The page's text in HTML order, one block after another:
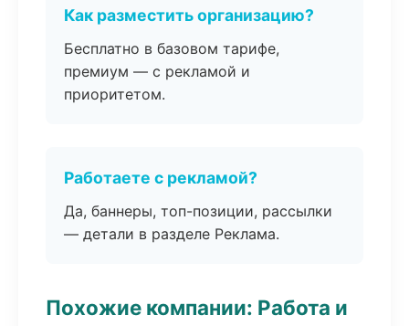
Как разместить организацию?
Бесплатно в базовом тарифе,
премиум — с рекламой и
приоритетом.
Работаете с рекламой?
Да, баннеры, топ-позиции, рассылки
— детали в разделе Реклама.
Похожие компании: Работа и